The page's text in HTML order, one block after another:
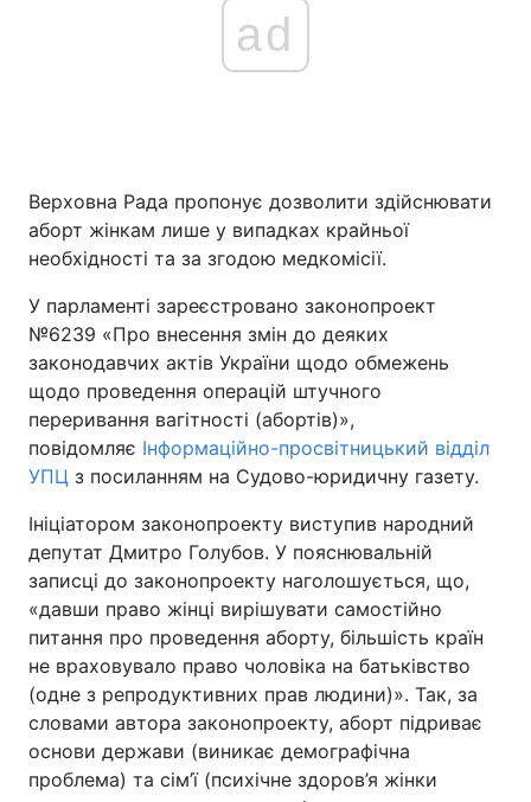
ad
Верховна Рада пропонує дозволити здійснювати
аборт жінкам лише у випадках крайньої
необхідності та за згодою медкомісії.
У парламенті зареєстровано законопроект
№6239 «Про внесення змін до деяких
законодавчих актів України щодо обмежень
щодо проведення операцій штучного
переривання вагітності (абортів)»,
повідомляє Інформаційно-просвітницький відділ
УПЦ з посиланням на Судово-юридичну газету.
Ініціатором законопроекту виступив народний
депутат Дмитро Голубов. У пояснювальній
записці до законопроекту наголошується, що,
«давши право жінці вирішувати самостійно
питання про проведення аборту, більшість країн
не враховувало право чоловіка на батьківство
(одне з репродуктивних прав людини)». Так, за
словами автора законопроекту, аборт підриває
основи держави (виникає демографічна
проблема) та сім’ї (психічне здоров’я жінки